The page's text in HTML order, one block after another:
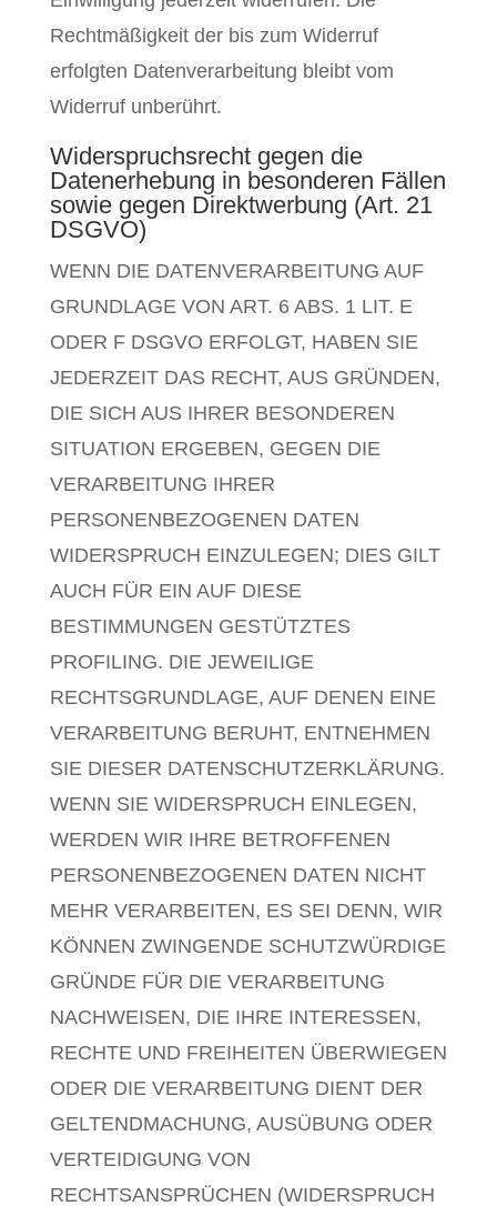
Rechtmäßigkeit der bis zum Widerruf
erfolgten Datenverarbeitung bleibt vom
Widerruf unberührt.
Widerspruchsrecht gegen die
Datenerhebung in besonderen Fällen
sowie gegen Direktwerbung (Art. 21
DSGVO)
WENN DIE DATENVERARBEITUNG AUF
GRUNDLAGE VON ART. 6 ABS. 1 LIT. E
ODER F DSGVO ERFOLGT, HABEN SIE
JEDERZEIT DAS RECHT, AUS GRÜNDEN,
DIE SICH AUS IHRER BESONDEREN
SITUATION ERGEBEN, GEGEN DIE
VERARBEITUNG IHRER
PERSONENBEZOGENEN DATEN
WIDERSPRUCH EINZULEGEN; DIES GILT
AUCH FÜR EIN AUF DIESE
BESTIMMUNGEN GESTÜTZTES
PROFILING. DIE JEWEILIGE
RECHTSGRUNDLAGE, AUF DENEN EINE
VERARBEITUNG BERUHT, ENTNEHMEN
SIE DIESER DATENSCHUTZERKLÄRUNG.
WENN SIE WIDERSPRUCH EINLEGEN,
WERDEN WIR IHRE BETROFFENEN
PERSONENBEZOGENEN DATEN NICHT
MEHR VERARBEITEN, ES SEI DENN, WIR
KÖNNEN ZWINGENDE SCHUTZWÜRDIGE
GRÜNDE FÜR DIE VERARBEITUNG
NACHWEISEN, DIE IHRE INTERESSEN,
RECHTE UND FREIHEITEN ÜBERWIEGEN
ODER DIE VERARBEITUNG DIENT DER
GELTENDMACHUNG, AUSÜBUNG ODER
VERTEIDIGUNG VON
RECHTSANSPRÜCHEN (WIDERSPRUCH